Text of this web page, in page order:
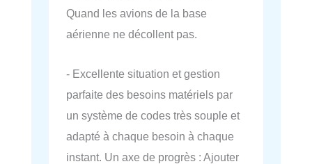
Quand les avions de la base
aérienne ne décollent pas.
- Excellente situation et gestion
parfaite des besoins matériels par
un système de codes très souple et
adapté à chaque besoin à chaque
instant. Un axe de progrès : Ajouter